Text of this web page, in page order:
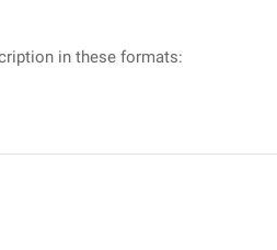
in these formats: